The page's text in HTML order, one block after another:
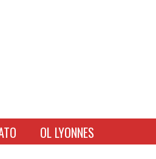
OL LYONNES